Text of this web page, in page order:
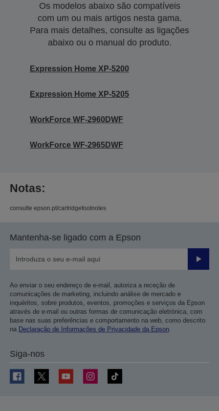
Os modelos abaixo são compatíveis
com um ou mais artigos nesta gama.
Para mais detalhes, consulte as ligações
abaixo ou o manual do produto.
Expression Home XP-5200
Expression Home XP-5205
WorkForce WF-2960DWF
WorkForce WF-2965DWF
Notas:
consulte epson.pt/cartridgefootnotes
Mantenha-se ligado com a Epson
Enviar
Ao enviar o seu endereço de e-mail, autoriza a receção de
comunicações de marketing, incluindo análise de mercado e
inquéritos, sobre produtos, eventos, promoções e serviços da Epson
através de e-mail ou outras formas de comunicação eletrónica, com
base nas suas preferências e comportamento na web, como descrito
na Declaração de Informações de Privacidade da Epson
Siga-nos